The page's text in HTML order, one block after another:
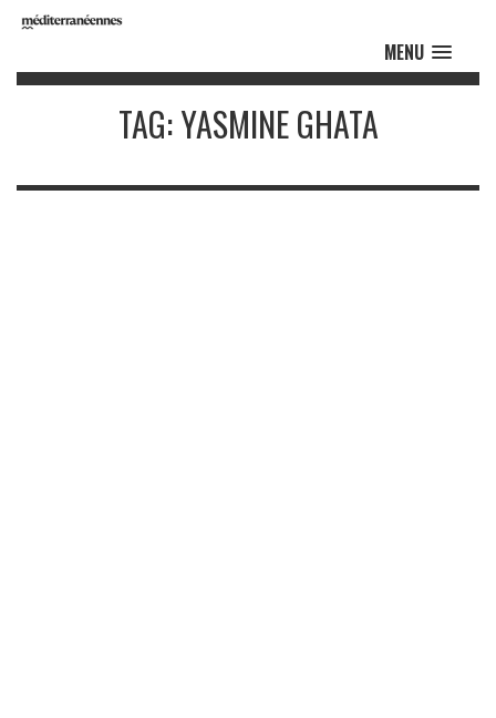
MENU
TAG: YASMINE GHATA